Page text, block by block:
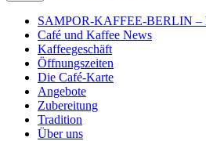
SAMPOR-KAFFEE-BERLIN –
Café und Kaffee News
Kaffeegeschäft
Öffnungszeiten
Die Café-Karte
Angebote
Zubereitung
Tradition
Über uns